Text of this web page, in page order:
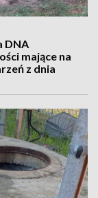
DNA
mające na
z dnia